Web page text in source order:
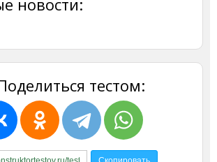
новости:
тестом: